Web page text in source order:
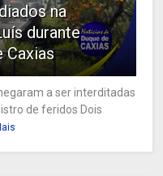
na
durante
Caxias
a ser interditadas
de feridos Dois